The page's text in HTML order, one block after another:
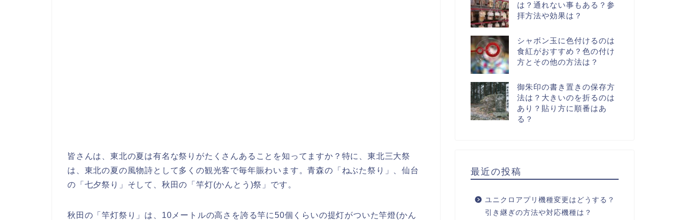
皆さんは、東北の夏は有名な祭りがたくさんあることを知ってますか？特に、東北三大祭
は、東北の夏の風物詩として多くの観光客で毎年賑わいます。青森の「ねぶた祭り」、仙台
の「七夕祭り」そして、秋田の「竿灯(かんとう)祭」です。
秋田の「竿灯祭り」は、10メートルの高さを誇る竿に50個くらいの提灯がついた竿燈(かん
は？通れない事もある？参
拝方法や効果は？
シャボン玉に色付けるのは
食紅がおすすめ？色の付け
方とその他の方法は？
御朱印の書き置きの保存方
法は？大きいのを折るのは
あり？貼り方に順番はあ
る？
最近の投稿
ユニクロアプリ機種変更はどうする？
引き継ぎの方法や対応機種は？